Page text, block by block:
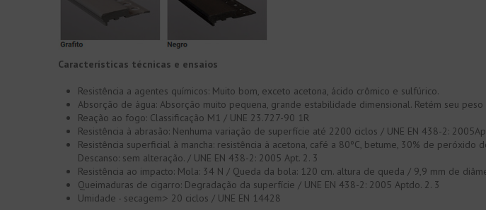
Características técnicas e ensaios
Resistência a agentes químicos: Muito bom, exceto acetona, ácido crômico e sulfúrico.
Absorção de água: Absorção muito pequena, grande estabilidade dimensional. Retém seu peso
Reação ao fogo: Classificação M1 / ​​UNE 23.727-90 1R
Resistência à abrasão: Nenhuma variação de superfície até 2200 ciclos / UNE EN 438-2:
Resistência superficial à mancha: resistência à acetona, café a 80ºC, betume, 30% de
Descanso: sem alteração. / UNE EN 438-2: 2005 Apt. 2. 3
Resistência ao impacto: Mola: 34 N / Queda da bola: 120 cm. altura de queda / 9,9 mm de
Queimaduras de cigarro: Degradação da superfície / UNE EN 438-2: 2005 Aptdo. 2. 3
Umidade - secagem:> 20 ciclos / UNE EN 14428